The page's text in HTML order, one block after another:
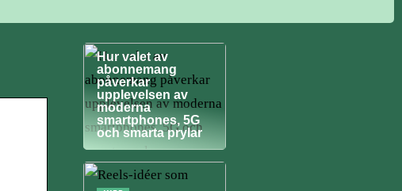
Hur valet av
abonnemang
påverkar
upplevelsen av
moderna
smartphones, 5G
och smarta prylar